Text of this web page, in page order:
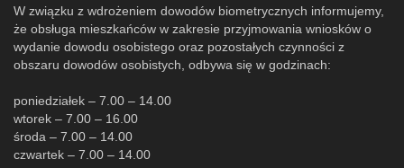
W związku z wdrożeniem dowodów biometrycznych informujemy,
że obsługa mieszkańców w zakresie przyjmowania wniosków o
wydanie dowodu osobistego oraz pozostałych czynności z
obszaru dowodów osobistych, odbywa się w godzinach:
poniedziałek – 7.00 – 14.00
wtorek – 7.00 – 16.00
środa – 7.00 – 14.00
czwartek – 7.00 – 14.00